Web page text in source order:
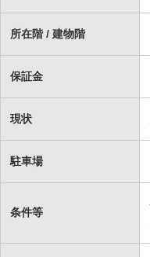
所在階 / 建物階
保証金
現状
駐車場
条件等